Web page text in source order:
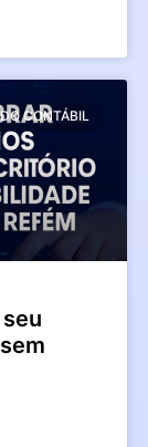
CONTÁBIL